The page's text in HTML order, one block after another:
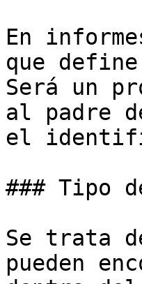
En
que
Será un
al padre
el
### Tipo
Se trata
pueden